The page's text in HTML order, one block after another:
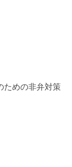
ための非弁対策